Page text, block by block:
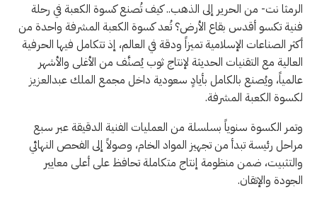
الرمثا نت- من الحرير إلى الذهب.. كيف تُصنع كسوة الكعبة في رحلة
فنية تكسو أقدس بقاع الأرض؟ تُعد كسوة الكعبة المشرفة واحدة من
أكثر الصناعات الإسلامية تميزاً ودقة في العالم، إذ تتكامل فيها الحرفية
العالية مع التقنيات الحديثة لإنتاج ثوب يُصنَّف من الأغلى والأشهر
عالمياً، ويُصنع بالكامل بأيادٍ سعودية داخل مجمع الملك عبدالعزيز
لكسوة الكعبة المشرفة.
وتمر الكسوة سنوياً بسلسلة من العمليات الفنية الدقيقة عبر سبع
مراحل رئيسة تبدأ من تجهيز المواد الخام، وصولاً إلى الفحص النهائي
والتثبيت، ضمن منظومة إنتاج متكاملة تحافظ على أعلى معايير
الجودة والإتقان.